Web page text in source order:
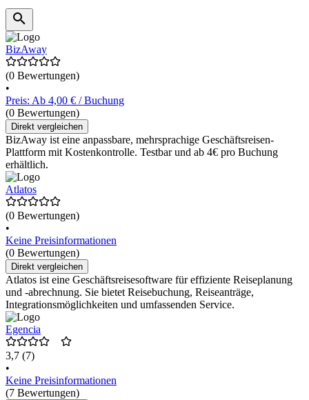
BizAway
(0 Bewertungen)
•
Preis: Ab 4,00 € / Buchung
(0 Bewertungen)
Direkt vergleichen
BizAway ist eine anpassbare, mehrsprachige Geschäftsreisen-
Plattform mit Kostenkontrolle. Testbar und ab 4€ pro Buchung
erhältlich.
Atlatos
(0 Bewertungen)
•
Keine Preisinformationen
(0 Bewertungen)
Direkt vergleichen
Atlatos ist eine Geschäftsreisesoftware für effiziente Reiseplanung
und -abrechnung. Sie bietet Reisebuchung, Reiseanträge,
Integrationsmöglichkeiten und umfassenden Service.
Egencia
3,7 (7)
•
Keine Preisinformationen
(7 Bewertungen)